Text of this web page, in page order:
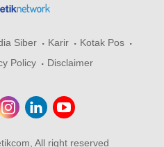
Siber Karir
Kotak Pos
Policy Disclaimer
All right reserved